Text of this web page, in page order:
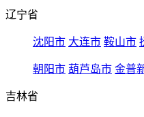
辽宁省
沈阳市 大连市 鞍山市
朝阳市 葫芦岛市 金普
吉林省